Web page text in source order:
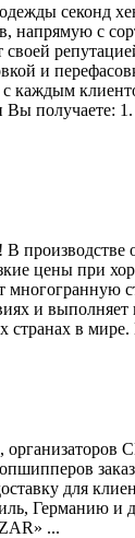
секонд
напрямую с
и
с каждым
Вы
цены при
и
странах в
для
Германию
...